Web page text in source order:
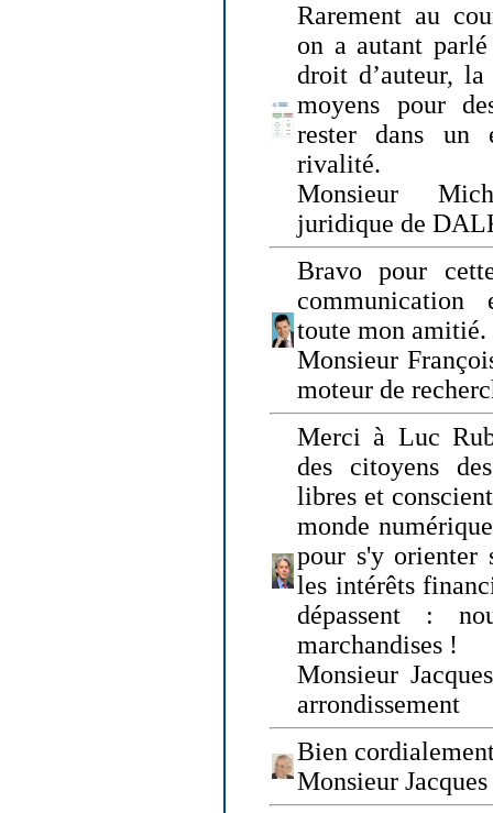
Rarement au
on a autant
droit d’auteur,
moyens pour
rester dans un
rivalité.
Monsieur
juridique de
Bravo pour
communication
toute mon amitié.
Monsieur
moteur de
Merci à Luc
des citoyens
libres et
monde
pour s'y orienter
les intérêts
dépassent :
marchandises !
Monsieur
arrondissement
Bien
Monsieur